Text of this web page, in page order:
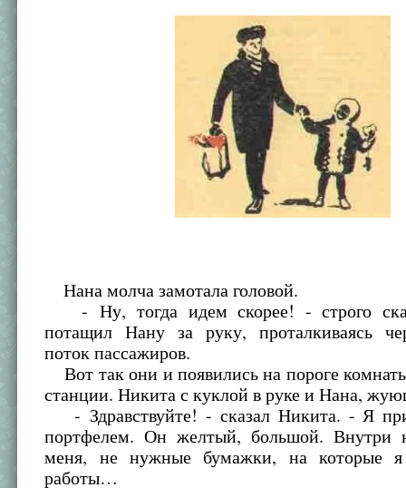
Нана молча замотала головой.
- Ну, тогда идем скорее! - строго
потащил Нану за руку, проталкиваясь
поток пассажиров.
Вот так они и появились на пороге
станции. Никита с куклой в руке и Нана,
- Здравствуйте! - сказал Никита. - Я
портфелем. Он желтый, большой. Внутри
меня, не нужные бумажки, на которые я
работы…